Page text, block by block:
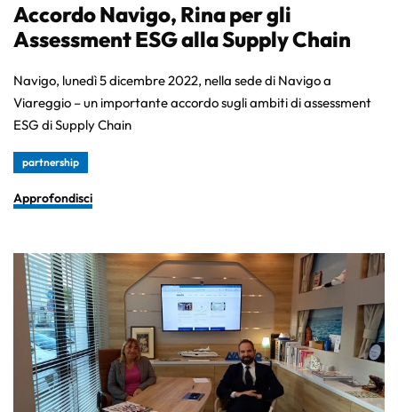
Accordo Navigo, Rina per gli
Assessment ESG alla Supply Chain
Navigo, lunedì 5 dicembre 2022, nella sede di Navigo a
Viareggio – un importante accordo sugli ambiti di assessment
ESG di Supply Chain
partnership
Approfondisci